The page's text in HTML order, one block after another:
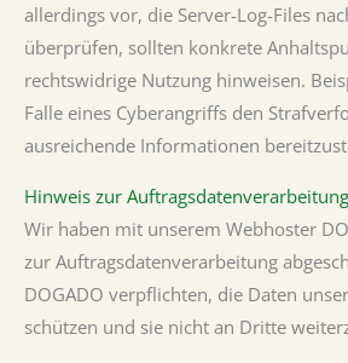
allerdings vor, die Server-Log-Files
überprüfen, sollten konkrete
rechtswidrige Nutzung hinweisen.
Falle eines Cyberangriffs den
ausreichende Informationen
Hinweis zur Auftragsdatenverarbeitung
Wir haben mit unserem Webhoster
zur Auftragsdatenverarbeitung
DOGADO verpflichten, die Daten
schützen und sie nicht an Dritte